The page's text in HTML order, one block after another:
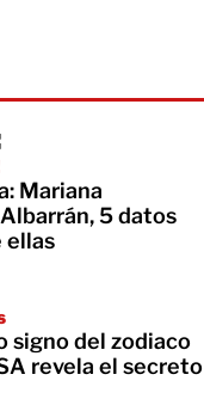
Mariana
5 datos
ellas
signo del zodiaco
revela el secreto